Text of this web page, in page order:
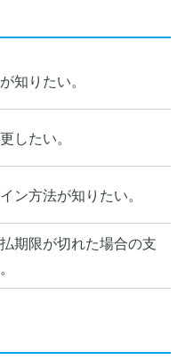
知りたい。
したい。
ン方法が知りたい。
期限が切れた場合の支